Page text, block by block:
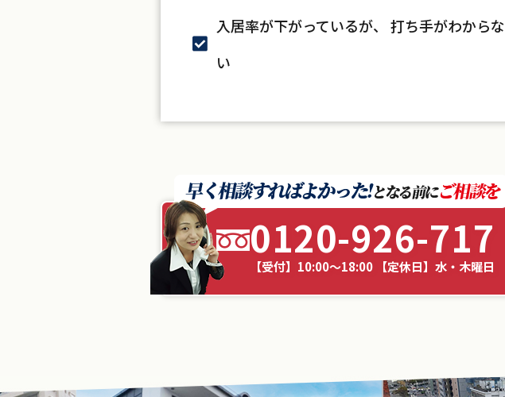
入居率が下がっているが、
打ち手がわからな
い
0120-926-717
【受付】10:00～18:00 【定休日】水・木曜日